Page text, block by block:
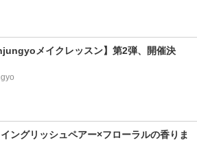
メイクレッスン】第2弾、開催決
ングリッシュペアー×フローラルの香りま